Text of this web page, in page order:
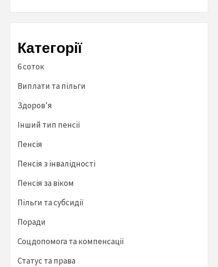
Категорії
6 соток
Виплати та пільги
Здоров'я
Інший тип пенсії
Пенсія
Пенсія з інвалідності
Пенсія за віком
Пільги та субсидії
Поради
Соцдопомога та компенсації
Статус та права